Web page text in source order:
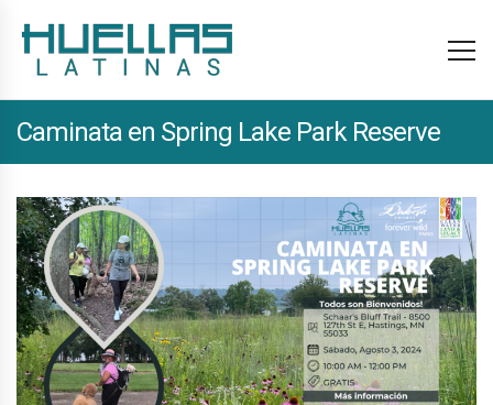
Caminata en Spring Lake Park Reserve